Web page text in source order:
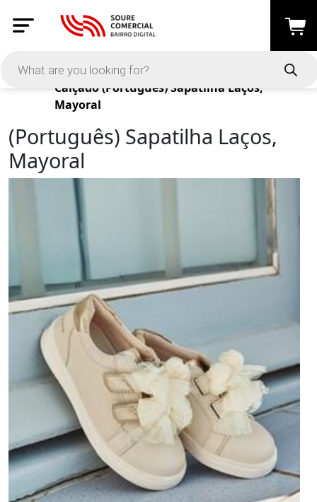
Products
Calçado(Português) Sapatilha Laços,
Mayoral
(Português) Sapatilha Laços,
Mayoral